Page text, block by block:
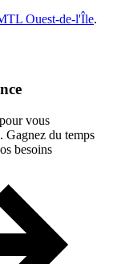
Ouest-de-l'Île.
vous
Gagnez du temps
besoins